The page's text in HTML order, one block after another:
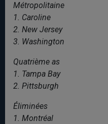
Métropolitaine
1. Caroline
2. New Jersey
3. Washington
Quatrième as
1. Tampa Bay
2. Pittsburgh
Éliminées
1. Montréal